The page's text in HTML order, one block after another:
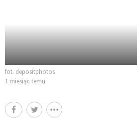
fot. depositphotos
1 miesiąc temu